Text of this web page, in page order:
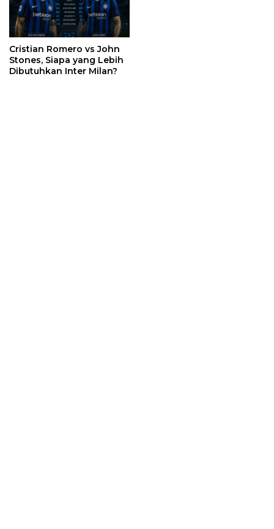
Cristian Romero vs John
Stones, Siapa yang Lebih
Dibutuhkan Inter Milan?